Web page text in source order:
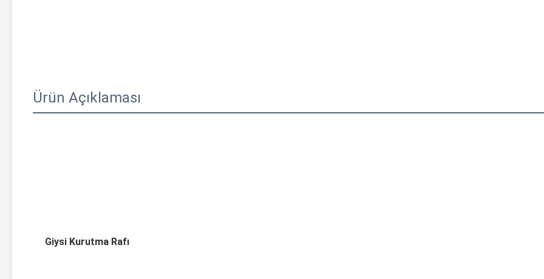
Ürün Açıklaması
Giysi Kurutma Rafı